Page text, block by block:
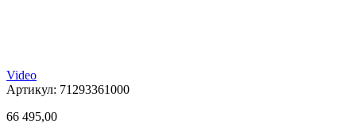
Video
Артикул: 71293361000
66 495,00